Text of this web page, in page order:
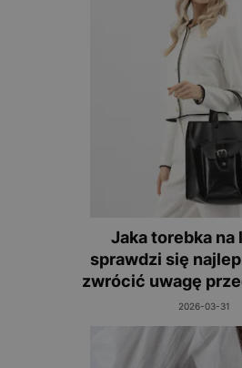
Jaka torebka na
sprawdzi się
zwrócić uwagę
2026-03-31